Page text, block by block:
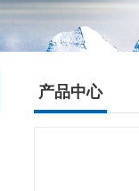
产品中心